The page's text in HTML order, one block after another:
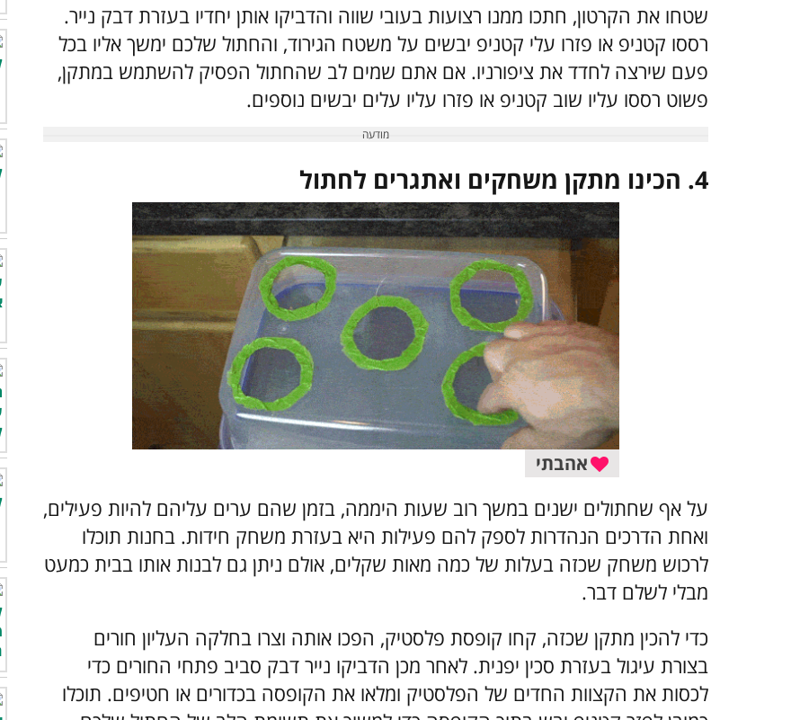
שטחו את הקרטון, חתכו ממנו רצועות בעובי שווה והדביקו אותן יחדיו בעזרת דבק נייר.
רססו קטניפ או פזרו עלי קטניפ יבשים על משטח הגירוד, והחתול שלכם ימשך אליו בכל
פעם שירצה לחדד את ציפורניו. אם אתם שמים לב שהחתול הפסיק להשתמש במתקן,
פשוט רססו עליו שוב קטניפ או פזרו עליו עלים יבשים נוספים.
4. הכינו מתקן משחקים ואתגרים לחתול
אהבתי
על אף שחתולים ישנים במשך רוב שעות היממה, בזמן שהם ערים עליהם להיות פעילים,
ואחת הדרכים הנהדרות לספק להם פעילות היא בעזרת משחק חידות. בחנות תוכלו
לרכוש משחק שכזה בעלות של כמה מאות שקלים, אולם ניתן גם לבנות אותו בבית כמעט
מבלי לשלם דבר.
כדי להכין מתקן שכזה, קחו קופסת פלסטיק, הפכו אותה וצרו בחלקה העליון חורים
בצורת עיגול בעזרת סכין יפנית. לאחר מכן הדביקו נייר דבק סביב פתחי החורים כדי
לכסות את הקצוות החדים של הפלסטיק ומלאו את הקופסה בכדורים או חטיפים. תוכלו